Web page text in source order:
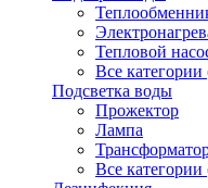
Тепловой
Все категории
Подсветка воды
Прожектор
Лампа
Все категории